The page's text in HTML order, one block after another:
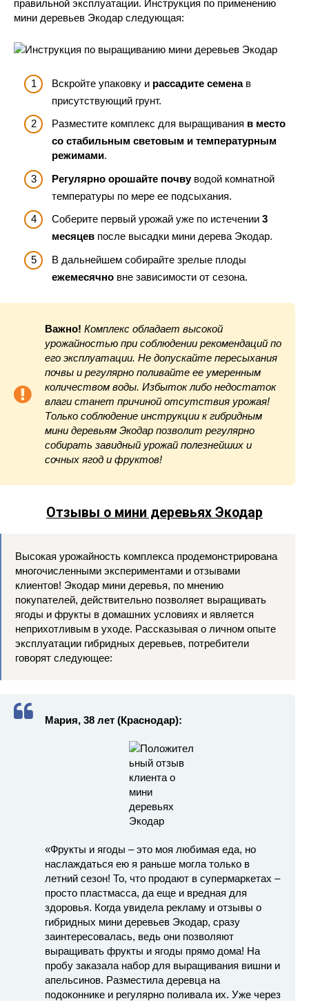
правильной эксплуатации. Инструкция по применению
мини деревьев Экодар следующая:
Вскройте упаковку и рассадите семенав
присутствующий грунт.
Разместите комплекс для выращивания в место
со стабильным световым и температурным
режимами.
Регулярно орошайте почвуводой комнатной
температуры по мере ее подсыхания.
Соберите первый урожай уже по истечении 3
месяцев после высадки мини дерева Экодар.
В дальнейшем собирайте зрелые плоды
ежемесячно вне зависимости от сезона.
Важно! Комплекс обладает высокой
урожайностью при соблюдении рекомендаций по
его эксплуатации. Не допускайте пересыхания
почвы и регулярно поливайте ее умеренным
количеством воды. Избыток либо недостаток
влаги станет причиной отсутствия урожая!
Только соблюдение инструкции к гибридным
мини деревьям Экодар позволит регулярно
собирать завидный урожай полезнейших и
сочных ягод и фруктов!
Отзывы о мини деревьях Экодар
Высокая урожайность комплекса продемонстрирована
многочисленными экспериментами и отзывами
клиентов! Экодар мини деревья, по мнению
покупателей, действительно позволяет выращивать
ягоды и фрукты в домашних условиях и является
неприхотливым в уходе. Рассказывая о личном опыте
эксплуатации гибридных деревьев, потребители
говорят следующее:
Мария, 38 лет (Краснодар):
«Фрукты и ягоды – это моя любимая еда, но
наслаждаться ею я раньше могла только в
летний сезон! То, что продают в супермаркетах –
просто пластмасса, да еще и вредная для
здоровья. Когда увидела рекламу и отзывы о
гибридных мини деревьев Экодар, сразу
заинтересовалась, ведь они позволяют
выращивать фрукты и ягоды прямо дома! На
пробу заказала набор для выращивания вишни и
апельсинов. Разместила деревца на
подоконнике и регулярно поливала их. Уже через